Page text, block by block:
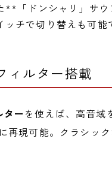
**「ドンシャリ」サ
ッチで切り替えも可能
ィルター搭載
ー を使えば、高音域
再現可能。クラシッ